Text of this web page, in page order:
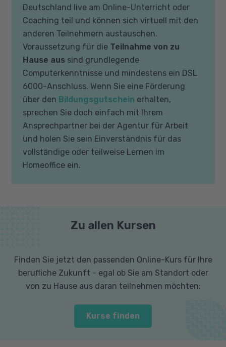
Deutschland live am Online-Unterricht oder
Coaching teil und können sich virtuell mit den
anderen Teilnehmern austauschen.
Voraussetzung für die Teilnahme von zu
Hause aus sind grundlegende
Computerkenntnisse und mindestens ein DSL
6000-Anschluss. Wenn Sie eine Förderung
über den Bildungsgutschein erhalten,
sprechen Sie doch einfach mit Ihrem
Ansprechpartner bei der Agentur für Arbeit
und holen Sie sein Einverständnis für das
vollständige oder teilweise Lernen im
Homeoffice ein.
Zu allen Kursen
Finden Sie jetzt den passenden Online-Kurs für Ihre
berufliche Zukunft - egal ob Sie am Standort oder
von zu Hause aus daran teilnehmen möchten:
Kurse finden